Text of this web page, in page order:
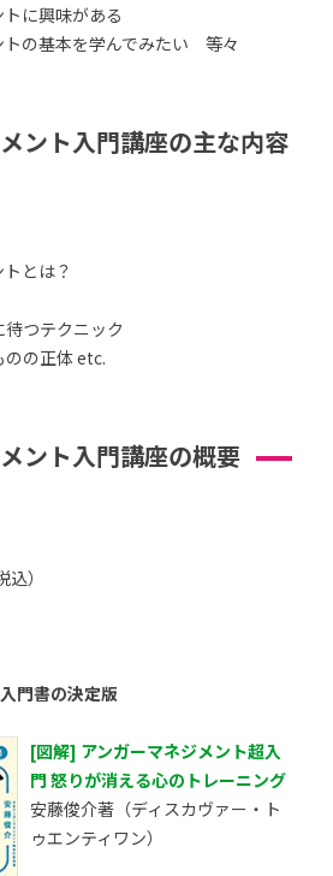
に興味がある
トの基本を学んでみたい 等々
ント入門講座の主な内容
とは？
つテクニック
の正体 etc.
ント入門講座の概要
）
門書の決定版
[図解] アンガーマネジメント超入
門 怒りが消える心のトレーニング
安藤俊介著（ディスカヴァー・ト
ゥエンティワン）